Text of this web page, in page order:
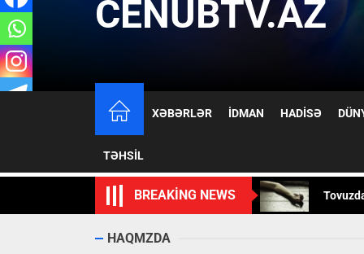
CENUBTV.AZ
XƏBƏRLƏR İDMAN HADİSƏ
TƏHSİL
BREAKING NEWS
HAQMZDA